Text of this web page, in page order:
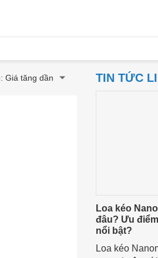
Giá tăng dần TIN TỨC
Loa kéo
đâu? Ưu
nổi bật?
Loa kéo